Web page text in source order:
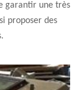
garantir une très
proposer des